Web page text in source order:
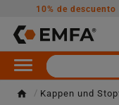
10% de
Kappen und